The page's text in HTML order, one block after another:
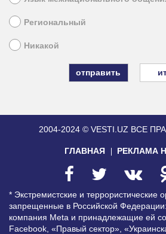
Региональный
Никакой
2004-2024 © VESTI.UZ ВСЕ
ГЛАВНАЯ РЕКЛАМА
* Экстремистские и террористические
запрещенные в Российской
компания Meta и принадлежащие ей
Facebook, «Правый сектор»,